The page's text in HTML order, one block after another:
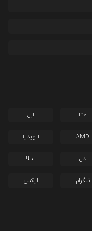
متا اپل
AMD انویدیا
دل تسلا
تلگرام ایکس